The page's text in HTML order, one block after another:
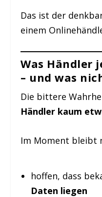
Das ist der
einem
Was Händler
– und was
Die bittere
Händler kaum
Im Moment bleibt
hoffen, dass
Daten liegen